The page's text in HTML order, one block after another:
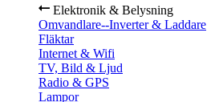
Elektronik & Belysning
Omvandlare--Inverter & Laddare
Fläktar
Internet & Wifi
TV, Bild & Ljud
Radio & GPS
Lampor